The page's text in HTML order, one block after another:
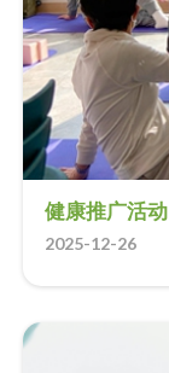
健康推广活动
2025-12-26